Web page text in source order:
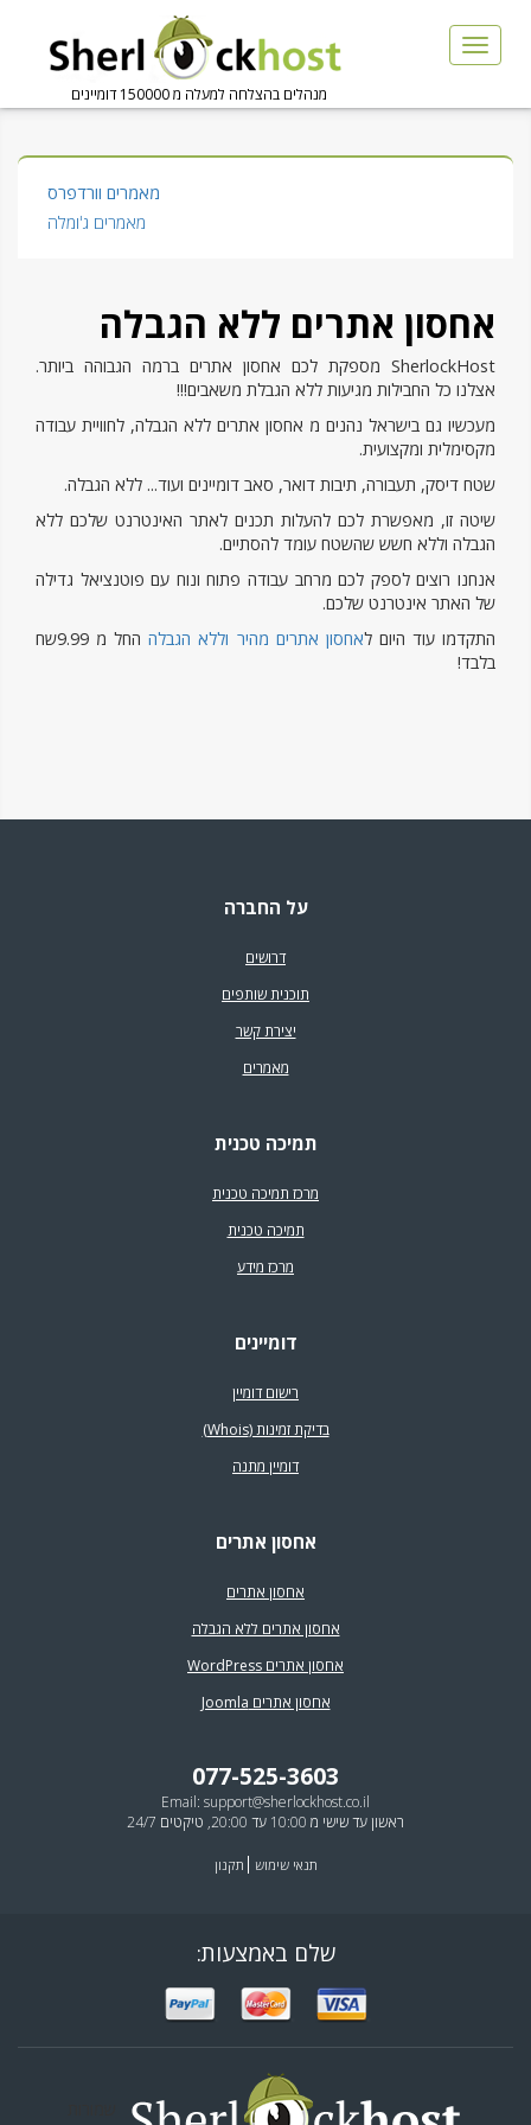
Toggle
מנהלים בהצלחה למעלה מ 150000 דומיינים
מאמרים וורדפרס
מאמרים ג'ומלה
אחסון אתרים ללא הגבלה
SherlockHost מספקת לכם אחסון אתרים ברמה הגבוהה ביותר.
אצלנו כל החבילות מגיעות ללא הגבלת משאבים!!!
מעכשיו גם בישראל נהנים מ אחסון אתרים ללא הגבלה, לחוויית עבודה
מקסימלית ומקצועית.
שטח דיסק, תעבורה, תיבות דואר, סאב דומיינים ועוד... ללא הגבלה.
שיטה זו, מאפשרת לכם להעלות תכנים לאתר האינטרנט שלכם ללא
הגבלה וללא חשש שהשטח עומד להסתיים.
אנחנו רוצים לספק לכם מרחב עבודה פתוח ונוח עם פוטנציאל גדילה
של האתר אינטרנט שלכם.
התקדמו עוד היום לאחסון אתרים מהיר וללא הגבלה
החל מ 9.99שח
בלבד!
על החברה
דרושים
תוכנית שותפים
יצירת קשר
מאמרים
תמיכה טכנית
מרכז תמיכה טכנית
תמיכה טכנית
מרכז מידע
דומיינים
רישום דומיין
בדיקת זמינות (Whois)
דומיין מתנה
אחסון אתרים
אחסון אתרים
אחסון אתרים ללא הגבלה
אחסון אתרים WordPress
אחסון אתרים Joomla
077-525-3603
Email: support@sherlockhost.co.il
ראשון עד שישי מ 10:00 עד 20:00, טיקטים 24/7
תנאי שימוש תקנון
שלם באמצעות: